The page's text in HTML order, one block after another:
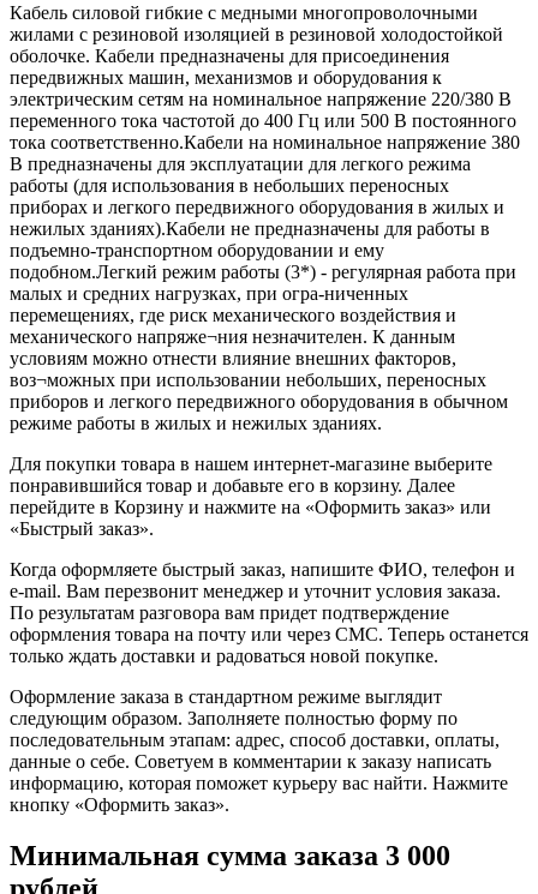
Кабель силовой гибкие с медными многопроволочными
жилами с резиновой изоляцией в резиновой холодостойкой
оболочке. Кабели предназначены для присоединения
передвижных машин, механизмов и оборудования к
электрическим сетям на номинальное напряжение 220/380 В
переменного тока частотой до 400 Гц или 500 В постоянного
тока соответственно.Кабели на номинальное напряжение 380
В предназначены для эксплуа­тации для легкого режима
работы (для использования в небольших перенос­ных
приборах и легкого передвижного оборудования в жилых и
нежилых зда­ниях).Кабели не предназначены для работы в
подъемно-транспортном обору­довании и ему
подобном.Легкий режим работы (3*) - регулярная работа при
малых и средних нагрузках, при огра-ниченных
перемещениях, где риск механического воздействия и
механического напряже¬ния незначителен. К данным
условиям можно отнести влияние внешних факторов,
воз¬можных при использовании небольших, переносных
приборов и легкого передвижного оборудования в обычном
режиме работы в жилых и нежилых зданиях.
Для покупки товара в нашем интернет-магазине выберите
понравившийся товар и добавьте его в корзину. Далее
перейдите в Корзину и нажмите на «Оформить заказ» или
«Быстрый заказ».
Когда оформляете быстрый заказ, напишите ФИО, телефон и
e-mail. Вам перезвонит менеджер и уточнит условия заказа.
По результатам разговора вам придет подтверждение
оформления товара на почту или через СМС. Теперь останется
только ждать доставки и радоваться новой покупке.
Оформление заказа в стандартном режиме выглядит
следующим образом. Заполняете полностью форму по
последовательным этапам: адрес, способ доставки, оплаты,
данные о себе. Советуем в комментарии к заказу написать
информацию, которая поможет курьеру вас найти. Нажмите
кнопку «Оформить заказ».
Минимальная сумма заказа 3 000
рублей